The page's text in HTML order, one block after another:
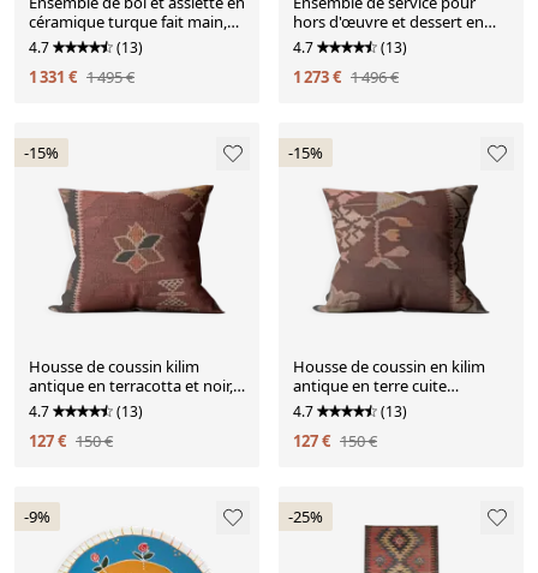
céramique turque fait main,
assiette bleue florale d'Iznik
4.7 (13)
1 331 € 1 495 €
hors d'œuvre et dessert en
argent sterling suédois
antique, 1949
4.7 (13)
1 273 € 1 496 €
-15%
Housse de coussin kilim
antique en terracotta et noir,
45x45 cm, housse de coussin
tribal
4.7 (13)
127 € 150 €
-15%
Housse de coussin en kilim
antique en terre cuite
rustique, 45x45 cm, coussin
tissé à la main
4.7 (13)
127 € 150 €
-9% -25%